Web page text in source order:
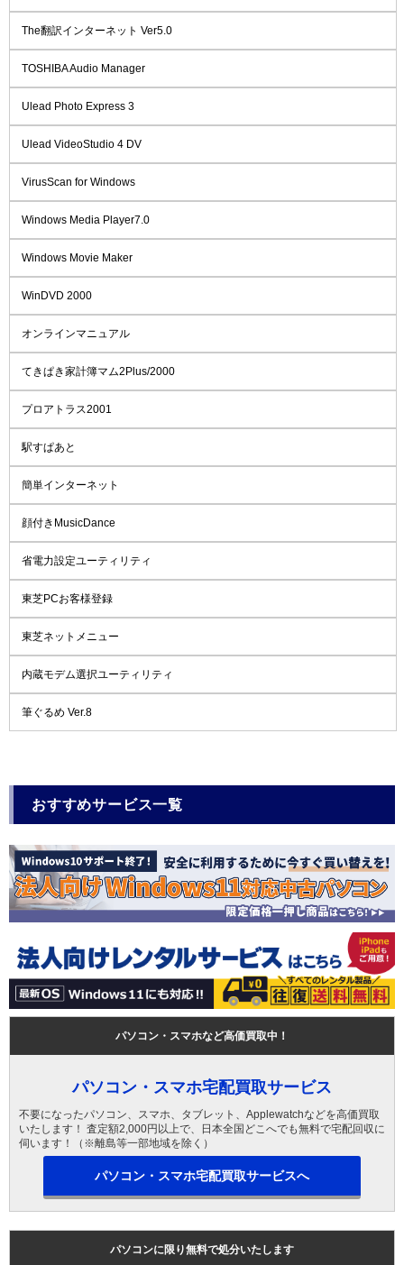
The翻訳インターネット Ver5.0
TOSHIBA Audio Manager
Ulead Photo Express 3
Ulead VideoStudio 4 DV
VirusScan for Windows
Windows Media Player7.0
Windows Movie Maker
WinDVD 2000
オンラインマニュアル
てきぱき家計簿マム2Plus/2000
プロアトラス2001
駅すぱあと
簡単インターネット
顔付きMusicDance
省電力設定ユーティリティ
東芝PCお客様登録
東芝ネットメニュー
内蔵モデム選択ユーティリティ
筆ぐるめ Ver.8
おすすめサービス一覧
パソコン・スマホなど高価買取中！
パソコン・スマホ宅配買取サービス
不要になったパソコン、スマホ、タブレット、Applewatchなどを高価買取
いたします！ 査定額2,000円以上で、日本全国どこへでも無料で宅配回収に
伺います！（※離島等一部地域を除く）
パソコン・スマホ宅配買取サービスへ
パソコンに限り無料で処分いたします